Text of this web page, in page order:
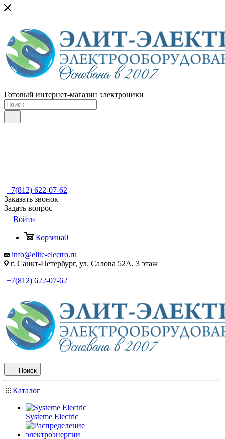
Готовый интернет-магазин электроники
+7(812) 622-07-62
Заказать звонок
Задать вопрос
Войти
Корзина0
info@elite-electro.ru
г. Санкт-Петербург, ул. Салова 52А, 3 этаж
+7(812) 622-07-62
Поиск
Каталог
Systeme Electric